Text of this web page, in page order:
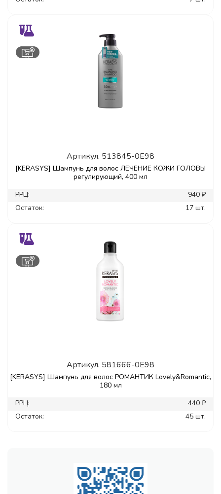
Артикул. 513845-0E98
[KERASYS] Шампунь для волос ЛЕЧЕНИЕ КОЖИ ГОЛОВЫ
регулирующий, 400 мл
РРЦ:
940 ₽
Остаток:
17 шт.
Артикул. 581666-0E98
[KERASYS] Шампунь для волос РОМАНТИК Lovely&Romantic,
180 мл
РРЦ:
440 ₽
Остаток:
45 шт.